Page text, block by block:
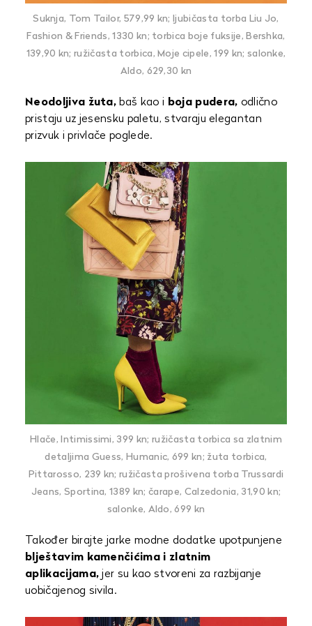
Suknja, Tom Tailor, 579,99 kn; ljubičasta torba Liu Jo,
Fashion & Friends, 1330 kn; torbica boje fuksije, Bershka,
139,90 kn; ružičasta torbica, Moje cipele, 199 kn; salonke,
Aldo, 629,30 kn
Neodoljiva žuta, baš kao i boja pudera, odlično
pristaju uz jesensku paletu, stvaraju elegantan
prizvuk i privlače poglede.
Hlače, Intimissimi, 399 kn; ružičasta torbica sa zlatnim
detaljima Guess, Humanic, 699 kn; žuta torbica,
Pittarosso, 239 kn; ružičasta prošivena torba Trussardi
Jeans, Sportina, 1389 kn; čarape, Calzedonia, 31,90 kn;
salonke, Aldo, 699 kn
Također birajte jarke modne dodatke upotpunjene
blještavim kamenčićima i zlatnim
aplikacijama, jer su kao stvoreni za razbijanje
uobičajenog sivila.